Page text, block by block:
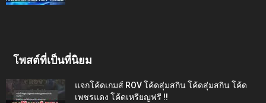
โพสต์ที่เป็นที่นิยม
แจกโค้ดเกมส์ ROV โค้ดสุ่มสกิน โค้ดสุ่มสกิน โค้ด
เพชรแดง โค้ดเหรียญฟรี !!